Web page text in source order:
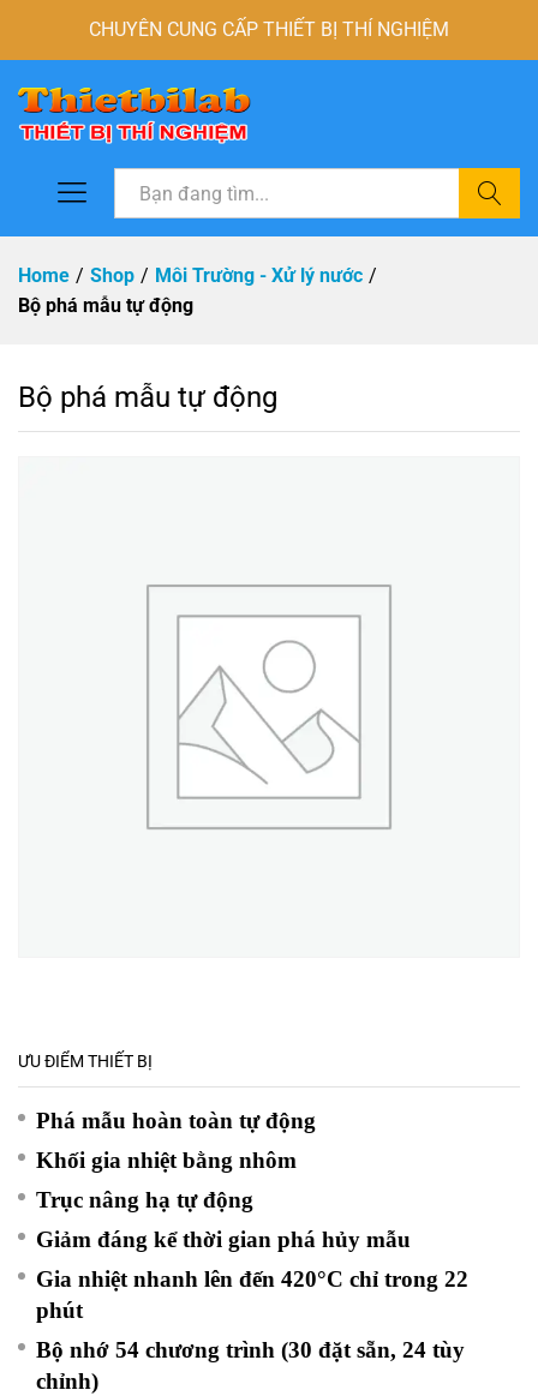
CHUYÊN CUNG CẤP THIẾT BỊ THÍ NGHIỆM
Tìm
Home / Shop / Môi Trường - Xử lý nước /
Bộ phá mẫu tự động
Bộ phá mẫu tự động
ƯU ĐIỂM THIẾT BỊ
Phá mẫu hoàn toàn tự động
Khối gia nhiệt bằng nhôm
Trục nâng hạ tự động
Giảm đáng kể thời gian phá hủy mẫu
Gia nhiệt nhanh lên đến 420°C chỉ trong 22
phút
Bộ nhớ 54 chương trình (30 đặt sẵn, 24 tùy
chỉnh)